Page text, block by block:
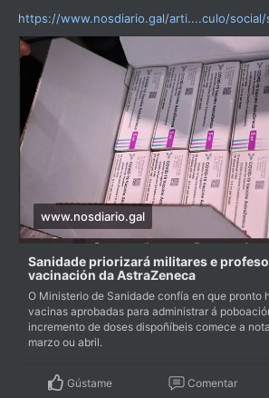
https://www.nosdiario.gal/arti....culo/social/
www.nosdiario.gal
Sanidade priorizará militares e
vacinación da AstraZeneca
O Ministerio de Sanidade confía en que pronto
vacinas aprobadas para administrar á
incremento de doses dispoñíbeis comece a
marzo ou abril.
Gústame Comentar